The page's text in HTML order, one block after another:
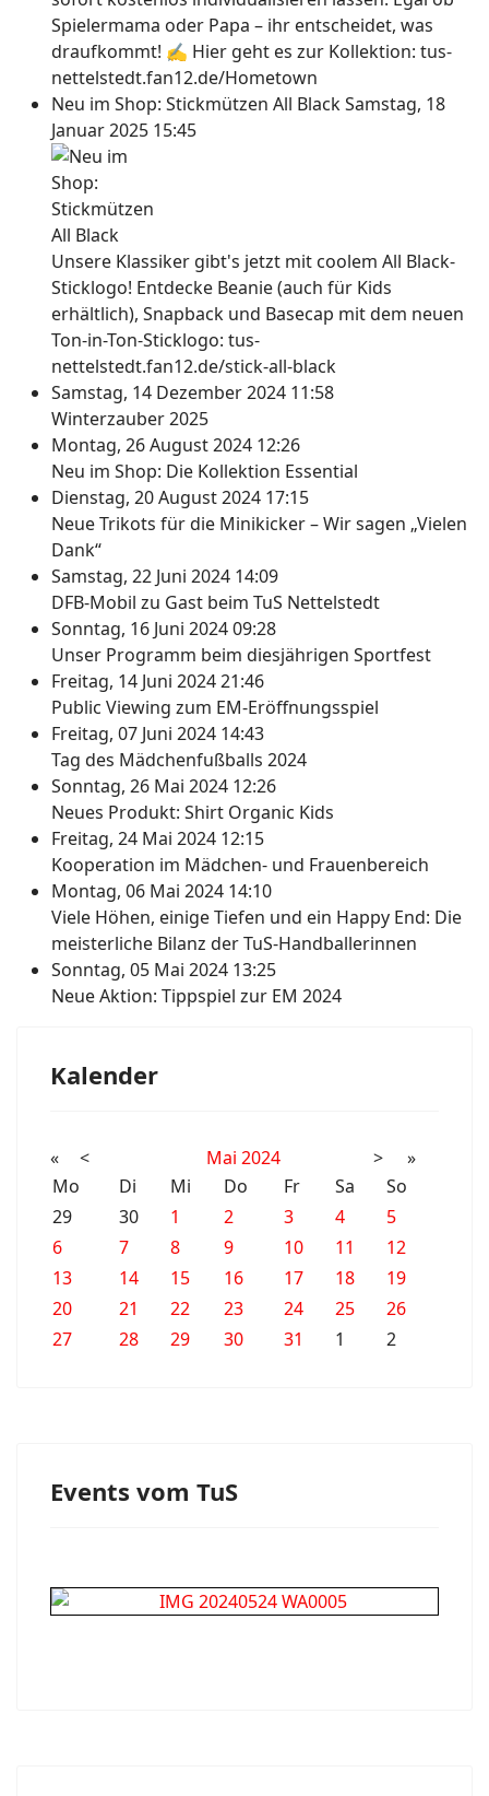
Spielermama oder Papa – ihr entscheidet, was
draufkommt! ✍ Hier geht es zur Kollektion: tus-
nettelstedt.fan12.de/Hometown
Neu im Shop: Stickmützen All BlackSamstag, 18
Januar 2025 15:45
Unsere Klassiker gibt's jetzt mit coolem All Black-
Sticklogo! Entdecke Beanie (auch für Kids
erhältlich), Snapback und Basecap mit dem neuen
Ton-in-Ton-Sticklogo: tus-
nettelstedt.fan12.de/stick-all-black
Samstag, 14 Dezember 2024 11:58
Winterzauber 2025
Montag, 26 August 2024 12:26
Neu im Shop: Die Kollektion Essential
Dienstag, 20 August 2024 17:15
Neue Trikots für die Minikicker – Wir sagen „Vielen
Dank“
Samstag, 22 Juni 2024 14:09
DFB-Mobil zu Gast beim TuS Nettelstedt
Sonntag, 16 Juni 2024 09:28
Unser Programm beim diesjährigen Sportfest
Freitag, 14 Juni 2024 21:46
Public Viewing zum EM-Eröffnungsspiel
Freitag, 07 Juni 2024 14:43
Tag des Mädchenfußballs 2024
Sonntag, 26 Mai 2024 12:26
Neues Produkt: Shirt Organic Kids
Freitag, 24 Mai 2024 12:15
Kooperation im Mädchen- und Frauenbereich
Montag, 06 Mai 2024 14:10
Viele Höhen, einige Tiefen und ein Happy End: Die
meisterliche Bilanz der TuS-Handballerinnen
Sonntag, 05 Mai 2024 13:25
Neue Aktion: Tippspiel zur EM 2024
Kalender
« < Mai 2024 >
»
Mo
Di Mi Do Fr Sa
So
29
30 1 2 3 4
5
6
7 8 9 10 11
12
13
14 15 16 17 18
19
20
21 22 23 24 25
26
27
28 29 30 31 1 2
Events vom TuS